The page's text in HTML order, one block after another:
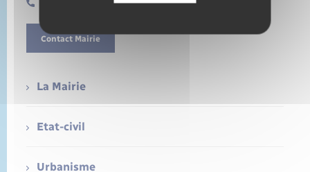
Contact Mairie
La Mairie
Etat-civil
Urbanisme